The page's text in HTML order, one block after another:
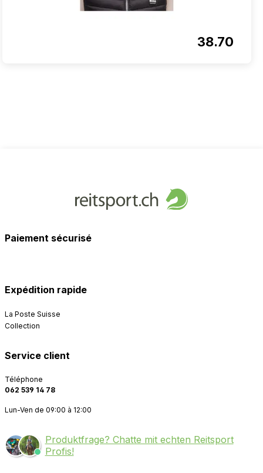
38.70
Paiement sécurisé
Expédition rapide
La Poste Suisse
Collection
Service client
Téléphone
062 539 14 78
Lun-Ven de 09:00 à 12:00
Produktfrage? Chatte mit echten Reitsport
Profis!